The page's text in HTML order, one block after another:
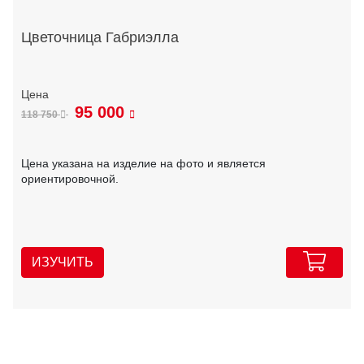
Цветочница Габриэлла
118 750 95 000
Цена указана на изделие на фото и является
ориентировочной.
ИЗУЧИТЬ